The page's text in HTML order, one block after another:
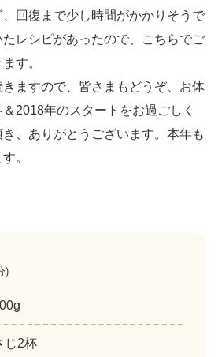
回復まで少し時間がかかりそうで
レシピがあったので、こちらでご
す。
ますので、皆さまもどうぞ、お体
2018年のスタートをお過ごしく
、ありがとうございます。本年も
。
)
じ2杯